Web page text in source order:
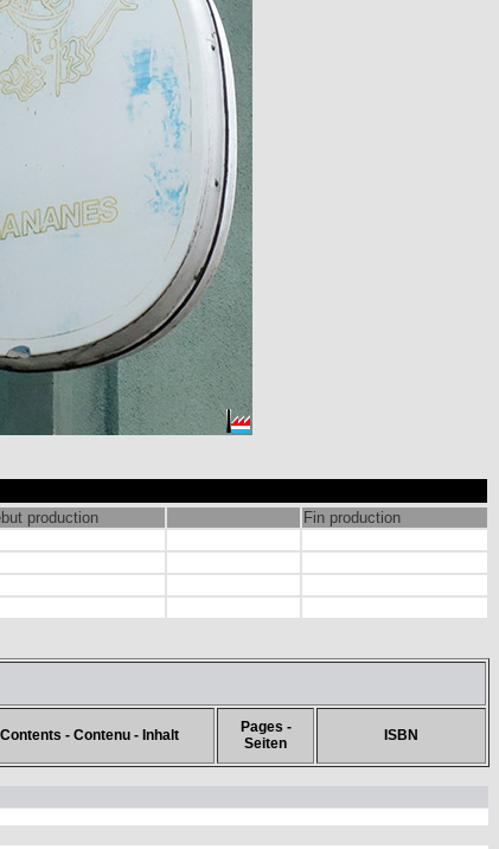
production
Fin production
Contents - Contenu - Inhalt
Pages -
Seiten
ISBN